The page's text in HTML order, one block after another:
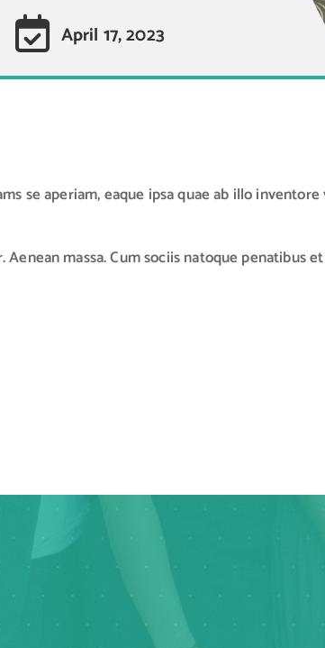
April 17, 2023
se aperiam, eaque ipsa quae ab illo
massa. Cum sociis natoque penatibus